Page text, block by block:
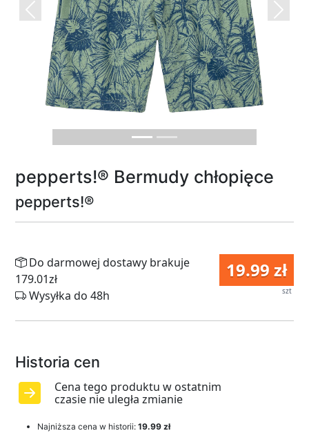
Previous Next
pepperts!® Bermudy chłopięce
pepperts!®
19.99 zł
szt
Do darmowej dostawy brakuje
179.01zł
Wysyłka do 48h
Historia cen
Cena tego produktu w ostatnim
czasie nie uległa zmianie
Najniższa cena w historii: 19.99 zł